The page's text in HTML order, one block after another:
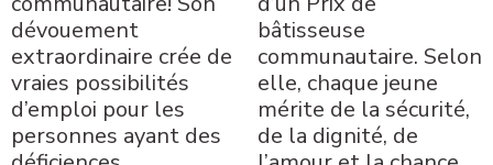
dévouement
extraordinaire crée de
vraies possibilités
d’emploi pour les
personnes ayant des
bâtisseuse
communautaire. Selon
elle, chaque jeune
mérite de la sécurité,
de la dignité, de